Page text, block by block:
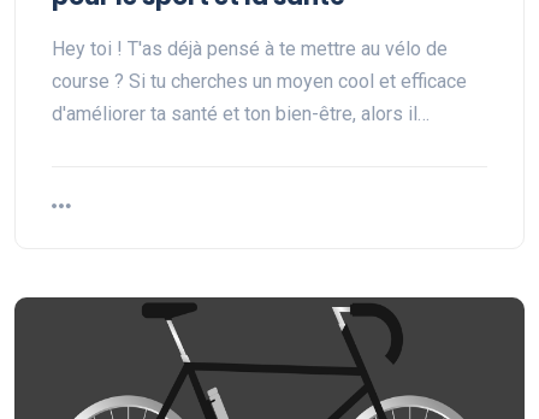
Hey toi ! T'as déjà pensé à te mettre au vélo de
course ? Si tu cherches un moyen cool et efficace
d'améliorer ta santé et ton bien-être, alors il…